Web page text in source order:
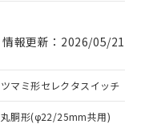
情報更新：2026/05/21
ツマミ形セレクタスイッチ
丸胴形(φ22/25mm共用)